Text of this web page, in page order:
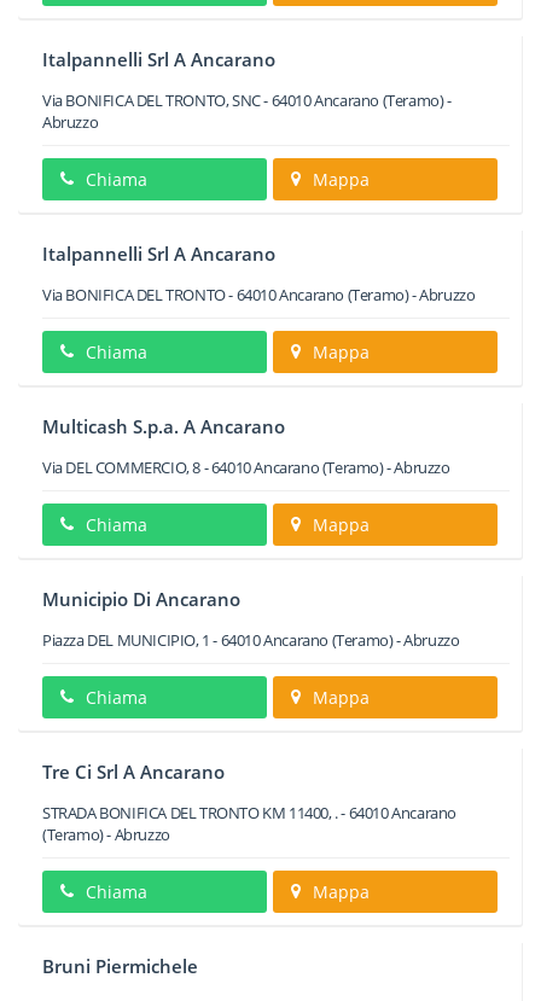
Italpannelli Srl A Ancarano
Via BONIFICA DEL TRONTO, SNC-64010Ancarano (Teramo) -
Abruzzo
Chiama Mappa
Italpannelli Srl A Ancarano
Via BONIFICA DEL TRONTO-64010Ancarano (Teramo) -Abruzzo
Chiama Mappa
Multicash S.p.a. A Ancarano
Via DEL COMMERCIO, 8-64010Ancarano(Teramo) -Abruzzo
Chiama Mappa
Municipio Di Ancarano
Piazza DEL MUNICIPIO, 1 -64010Ancarano (Teramo) -Abruzzo
Chiama Mappa
Tre Ci Srl A Ancarano
STRADA BONIFICA DEL TRONTO KM 11400, .-64010Ancarano
(Teramo) -Abruzzo
Chiama Mappa
Bruni Piermichele